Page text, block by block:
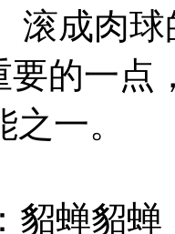
滚成肉
的一点
一。
貂蝉貂